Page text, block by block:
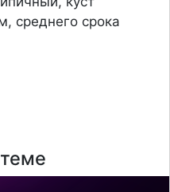
среднего срока